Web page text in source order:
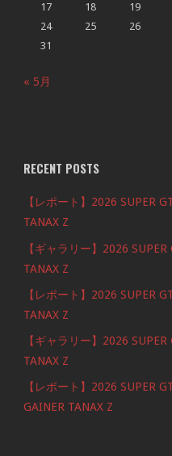
17
18 19
24
25 26
31
« 5月
RECENT POSTS
【レポート】2026 SUPER
TANAX Z
【ギャラリー】2026
TANAX Z
【レポート】2026 SUPER
TANAX Z
【ギャラリー】2026
TANAX Z
【レポート】2026 SUPER
GAINER TANAX Z